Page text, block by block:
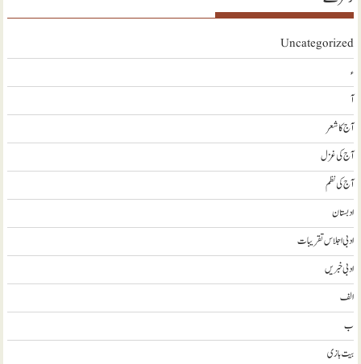
Uncategorized
ء
آ
آج کا شعر
آج کی غزل
آج کی نظم
ادبستان
ادبی اجلاس تقریبات
ادبی خبریں
الف
ب
بیت بازی